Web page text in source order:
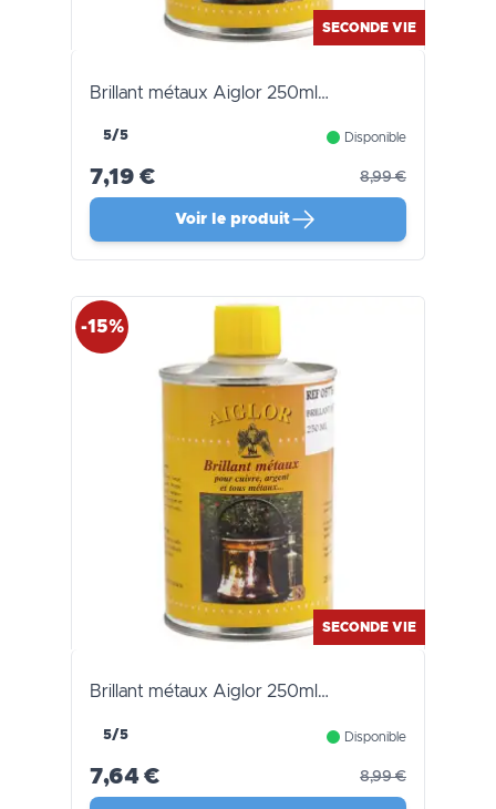
SECONDE VIE
Brillant métaux Aiglor 250ml…
5/5 Disponible
7,19 € 8,99 €
Voir le produit
-15%
SECONDE VIE
Brillant métaux Aiglor 250ml…
5/5 Disponible
7,64 € 8,99 €